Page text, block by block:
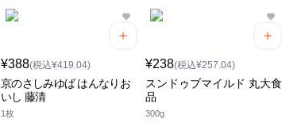
¥388(税込¥419.04)
京のさしみゆば はんなりお
いし 藤清
1枚
¥238(税込¥257.04)
スンドゥブマイルド 丸大食
品
300g